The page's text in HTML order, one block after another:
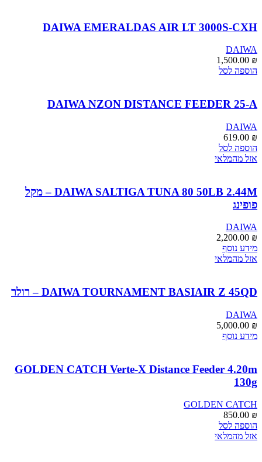
DAIWA EMERALDAS AIR LT 3000S-CXH
DAIWA
1,500.00 ₪
הוספה לסל
DAIWA NZON DISTANCE FEEDER 25-A
DAIWA
619.00 ₪
הוספה לסל
אזל מהמלאי
DAIWA SALTIGA TUNA 80 50LB 2.44M – מקל
פופינג
DAIWA
2,200.00 ₪
מידע נוסף
אזל מהמלאי
DAIWA TOURNAMENT BASIAIR Z 45QD – רולר
DAIWA
5,000.00 ₪
מידע נוסף
GOLDEN CATCH Verte-X Distance Feeder 4.20m
130g
GOLDEN CATCH
850.00 ₪
הוספה לסל
אזל מהמלאי